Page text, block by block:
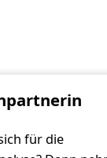
für die